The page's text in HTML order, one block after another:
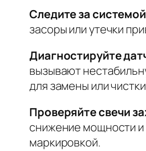
Следите за
засоры или утечки
Диагностируйте
вызывают
для замены или
Проверяйте свечи
снижение мощности и
маркировкой.